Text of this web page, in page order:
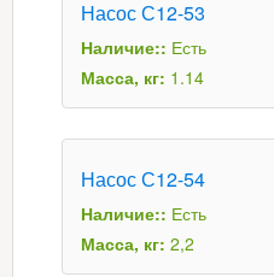
Насос С12-53
Наличие:: Есть
Масса, кг: 1.14
Насос С12-54
Наличие:: Есть
Масса, кг: 2,2